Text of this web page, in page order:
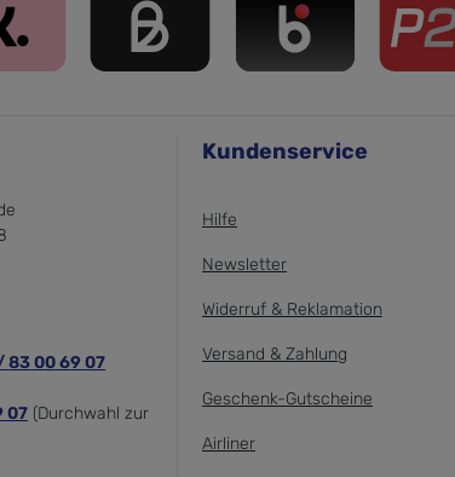
83 00 69 07
07 (Durchwahl zur
Kundenservice
Hilfe
Newsletter
Widerruf & Reklamation
Versand & Zahlung
Geschenk-Gutscheine
Airliner